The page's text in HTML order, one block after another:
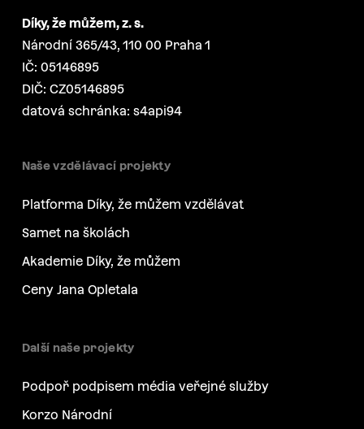
Díky, že můžem, z. s.
Národní 365/43, 110 00 Praha 1
IČ: 05146895
DIČ: CZ05146895
datová schránka: s4api94
Naše vzdělávací projekty
Platforma Díky, že můžem vzdělávat
Samet na školách
Akademie Díky, že můžem
Ceny Jana Opletala
Další naše projekty
Podpoř podpisem média veřejné služby
Korzo Národní